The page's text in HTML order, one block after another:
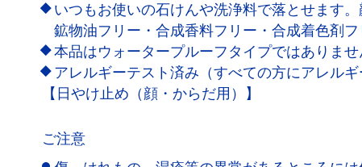
いつもお使いの石けんや洗浄料で落とせます
鉱物油フリー・合成香料フリー・合成着色剤
本品はウォータープルーフタイプではありませ
アレルギーテスト済み（すべての方にアレル
【日やけ止め（顔・からだ用）】
ご注意